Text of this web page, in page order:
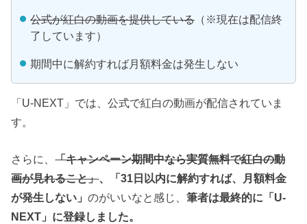
公式が紅白の動画を提供している（※現在は配信終
了しています）
期間中に解約すれば月額料金は発生しない
「U-NEXT」では、公式で紅白の動画が配信されていま
す。
さらに、「キャンペーン期間中なら実質無料で紅白の動
画が見れること」、「31日以内に解約すれば、月額料金
が発生しない」のがいいなと感じ、筆者は最終的に「U-
NEXT」に登録しました。